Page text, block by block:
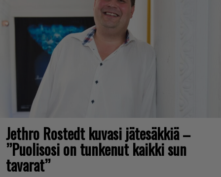
Jethro Rostedt kuvasi jätesäkkiä –
”Puolisosi on tunkenut kaikki sun
tavarat”